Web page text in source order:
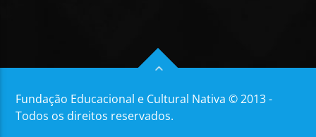
Fundação Educacional e Cultural Nativa © 2013 -
Todos os direitos reservados.